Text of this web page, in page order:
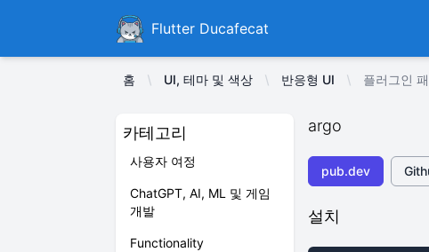
DucafecatFlutter Ducafecat
홈 UI, 테마 및 색상 반응형 UI 플러그인
카테고리
사용자 여정
ChatGPT, AI, ML 및 게임
개발
Functionality
argo
pub.dev
설치